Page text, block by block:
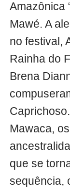
Amazônica
Mawé. A
no festival,
Rainha do
Brena
Mawaca,
que se
sequência,